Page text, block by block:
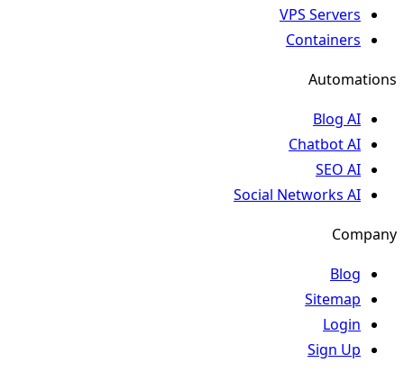
VPS Servers
Containers
Automations
Blog AI
Chatbot AI
SEO AI
Social Networks AI
Company
Blog
Sitemap
Login
Sign Up